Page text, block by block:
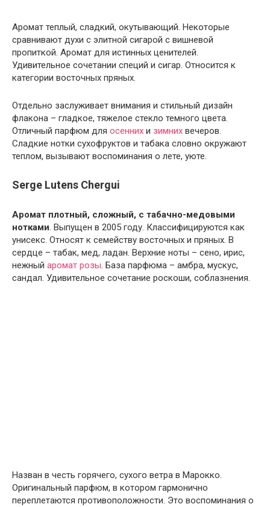
Аромат теплый, сладкий, окутывающий. Некоторые
сравнивают духи с элитной сигарой с вишневой
пропиткой. Аромат для истинных ценителей.
Удивительное сочетании специй и сигар. Относится к
категории восточных пряных.
Отдельно заслуживает внимания и стильный дизайн
флакона – гладкое, тяжелое стекло темного цвета.
Отличный парфюм для осенних и зимних вечеров.
Сладкие нотки сухофруктов и табака словно окружают
теплом, вызывают воспоминания о лете, уюте.
Serge Lutens Chergui
Аромат плотный, сложный, с табачно-медовыми
нотками. Выпущен в 2005 году. Классифицируются как
унисекс. Относят к семейству восточных и пряных. В
сердце – табак, мед, ладан. Верхние ноты – сено, ирис,
нежный аромат розы. База парфюма – амбра, мускус,
сандал. Удивительное сочетание роскоши, соблазнения.
Назван в честь горячего, сухого ветра в Марокко.
Оригинальный парфюм, в котором гармонично
переплетаются противоположности. Это воспоминания о